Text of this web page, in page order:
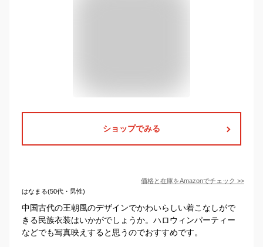
ショップでみる
価格と在庫をAmazonでチェック >>
はなまる(50代・男性)
中国古代の王朝風のデザインでかわいらしい着こなしがで
きる民族衣装はいかがでしょうか。ハロウィンパーティー
などでも写真映えすると思うのでおすすめです。